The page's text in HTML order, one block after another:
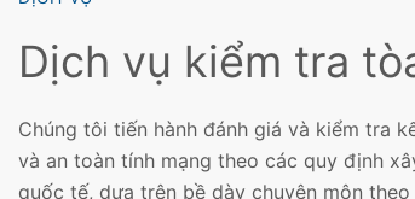
Dịch vụ kiểm tra
Chúng tôi tiến hành đánh giá và kiểm tra
và an toàn tính mạng theo các quy định
quốc tế, dựa trên bề dày chuyên môn